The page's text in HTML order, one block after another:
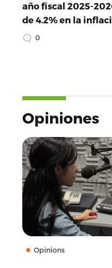
año fiscal 2025-
de 4.2% en la
0
Opiniones
Opinions